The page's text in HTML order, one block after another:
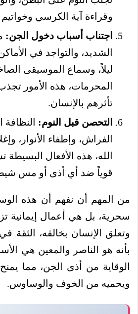
وقراءة آية الكرسي
اجتناب أسباب دخول الجن:
الشديد، والتواجد في
ليلاً، وسماع الموسيقى
المحرمات، هذه الأمور
تأثرهم بالإنسان.
التحصن قبل النوم:
الفراش، وإطفاء الأنوار،
الله، هذه الأفعال
قوياً ضد أي أذى أو مس
من المهم أن نفهم أن هذه
سحرية، بل هي أعمال إيمانية
وتعلق الإنسان بخالقه، الثقة
بأنه هو الناصر والمعين هي
الوقاية من أذى الجن، مما يمنح
ويحميه من الخوف والوساوس.